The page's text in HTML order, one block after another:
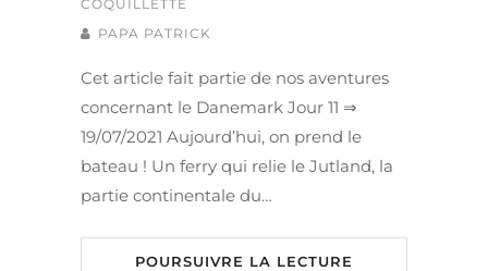
COQUILLETTE
PAPA PATRICK
Cet article fait partie de nos aventures
concernant le Danemark Jour 11 ⇒
19/07/2021 Aujourd’hui, on prend le
bateau ! Un ferry qui relie le Jutland, la
partie continentale du…
POURSUIVRE LA LECTURE